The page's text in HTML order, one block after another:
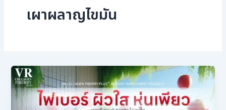
เผาผลาญไขมัน